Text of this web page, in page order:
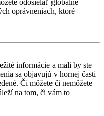
odosielať globálne
oprávneniach, ktoré
informácie a mali by ste
sa objavujú v hornej časti
Či môžete či nemôžete
na tom, či vám to